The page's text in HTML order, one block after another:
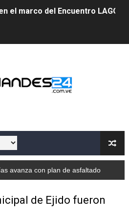
el marco del Encuentro LAGO
Sánchez apadrina a más de 993
deportiva de cara a
instalará mesa de trabajo con
de bordado en punto de cruz
avanza con plan de asfaltado
de Ejido fueron